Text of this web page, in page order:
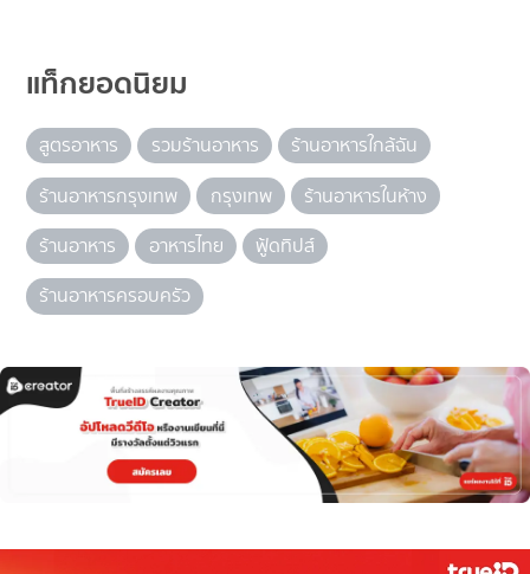
แท็กยอดนิยม
สูตรอาหาร รวมร้านอาหาร
ร้านอาหารใกล้ฉัน
ร้านอาหารกรุงเทพ
กรุงเทพ
ร้านอาหารในห้าง
ร้านอาหาร
อาหารไทย
ฟู้ดทิปส์
ร้านอาหารครอบครัว